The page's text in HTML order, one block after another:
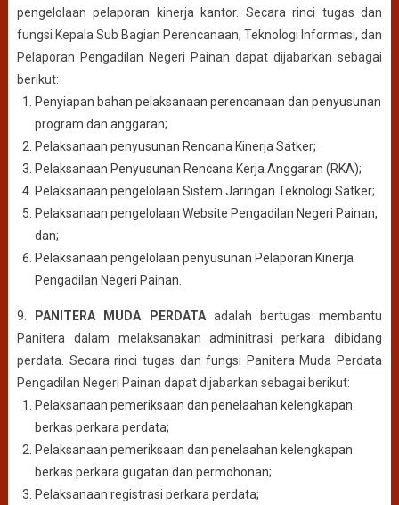
pengelolaan pelaporan kinerja kantor. Secara rinci tugas dan
fungsi Kepala Sub Bagian Perencanaan, Teknologi Informasi, dan
Pelaporan Pengadilan Negeri Painan dapat dijabarkan sebagai
berikut:
Penyiapan bahan pelaksanaan perencanaan dan penyusunan
program dan anggaran;
Pelaksanaan penyusunan Rencana Kinerja Satker;
Pelaksanaan Penyusunan Rencana Kerja Anggaran (RKA);
Pelaksanaan pengelolaan Sistem Jaringan Teknologi Satker;
Pelaksanaan pengelolaan Website Pengadilan Negeri Painan,
dan;
Pelaksanaan pengelolaan penyusunan Pelaporan Kinerja
Pengadilan Negeri Painan.
9. PANITERA MUDA PERDATAadalah bertugas membantu
Panitera dalam melaksanakan adminitrasi perkara dibidang
perdata. Secara rinci tugas dan fungsi Panitera Muda Perdata
Pengadilan Negeri Painan dapat dijabarkan sebagai berikut:
Pelaksanaan pemeriksaan dan penelaahan kelengkapan
berkas perkara perdata;
Pelaksanaan pemeriksaan dan penelaahan kelengkapan
berkas perkara gugatan dan permohonan;
Pelaksanaan registrasi perkara perdata;